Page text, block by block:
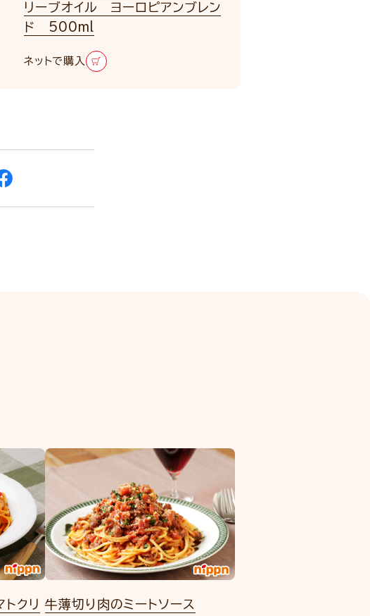
リーブオイル ヨーロピアンブレン
ド 500ml
ネットで購入
クリ 牛薄切り肉のミートソース